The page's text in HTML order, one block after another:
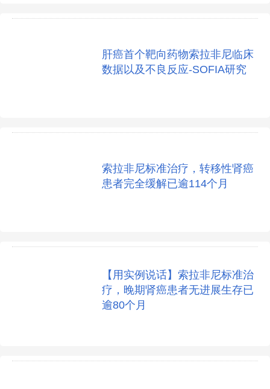
肝癌首个靶向药物索拉非尼临床
数据以及不良反应-SOFIA研究
索拉非尼标准治疗，转移性肾癌
患者完全缓解已逾114个月
【用实例说话】索拉非尼标准治
疗，晚期肾癌患者无进展生存已
逾80个月